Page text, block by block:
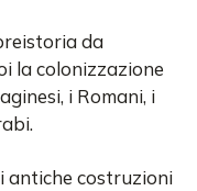
da
la colonizzazione
i Romani, i
antiche costruzioni